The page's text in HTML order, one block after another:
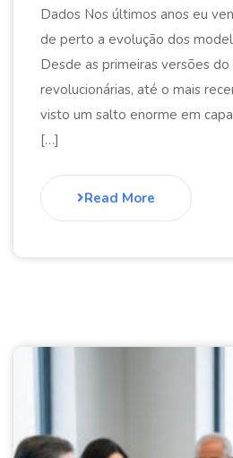
Dados Nos últimos anos eu
de perto a evolução dos
Desde as primeiras versões do
revolucionárias, até o mais
visto um salto enorme em
[…]
Read More